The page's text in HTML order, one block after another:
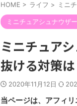
HOME > ライフ > ミニ
ミニチュアシュナウザー
ミニチュア
抜ける対策は
2020年11月12日
当ページは、アフィ